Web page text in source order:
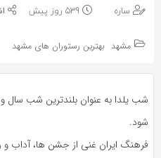
به
بگذارید.
لینک
ساره
به
بگذارید.
کپی
مشهد بهترین رستوران های مشهد
شب یلدا به عنوان بلندترین شب
شود.
فرهنگ ایران غنی از جشن ها، آداب